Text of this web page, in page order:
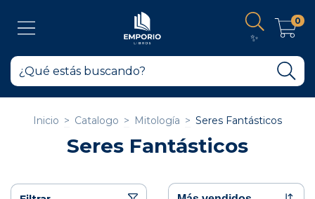
✨
0
Inicio > Catalogo > Mitología > Seres Fantásticos
Seres Fantásticos